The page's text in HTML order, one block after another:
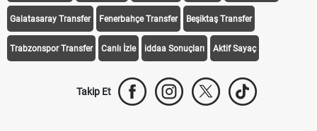
Galatasaray Transfer Fenerbahçe Transfer Beşiktaş Transfer
Trabzonspor Transfer Canlı İzle iddaa Sonuçları Aktif Sayaç
Takip Et